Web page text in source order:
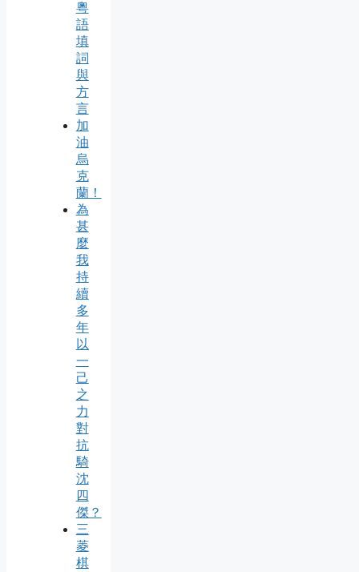
粵
語
填
詞
與
方
言
加
油
烏
克
蘭！
為
甚
麼
我
持
續
多
年
以
一
己
之
力
對
抗
騎
沈
四
傑？
三
菱
棋